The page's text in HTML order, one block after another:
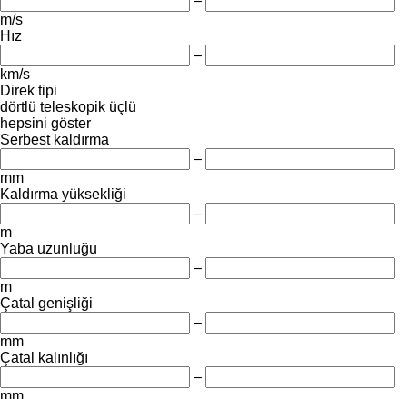
m/s
Hız
–
km/s
Direk tipi
dörtlü teleskopik üçlü
hepsini göster
Serbest kaldırma
–
mm
Kaldırma yüksekliği
–
m
Yaba uzunluğu
–
m
Çatal genişliği
–
mm
Çatal kalınlığı
–
mm